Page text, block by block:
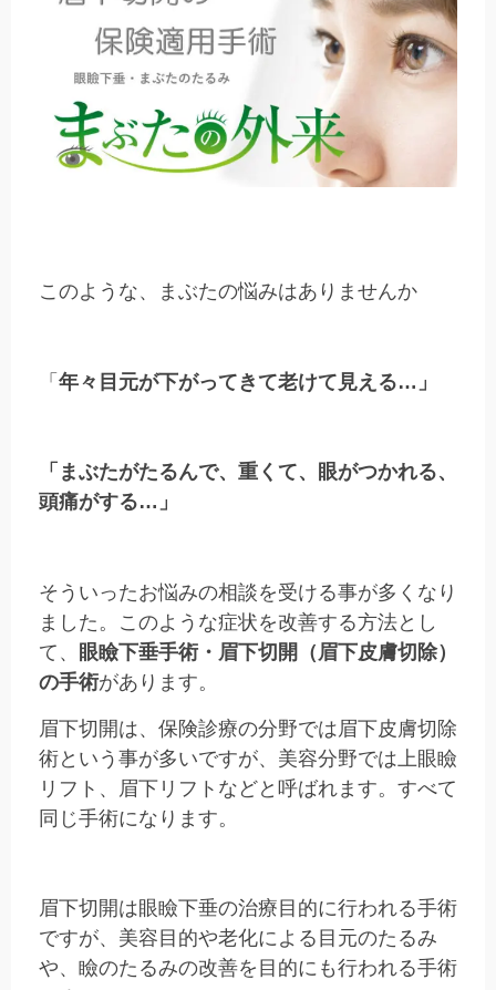
このような、まぶたの悩みはありませんか
「 年々目元が下がってきて老けて見える…」
「まぶたがたるんで、重くて、眼がつかれる、
頭痛がする…」
そういったお悩みの相談を受ける事が多くなり
ました。このような症状を改善する方法とし
て、
眼瞼下垂手術・眉下切開（眉下皮膚切除）
の手術があります。
眉下切開は、保険診療の分野では眉下皮膚切除
術という事が多いですが、美容分野では上眼瞼
リフト、眉下リフトなどと呼ばれます。すべて
同じ手術になります。
眉下切開は眼瞼下垂の治療目的に行われる手術
ですが、美容目的や老化による目元のたるみ
や、瞼のたるみの改善を目的にも行われる手術